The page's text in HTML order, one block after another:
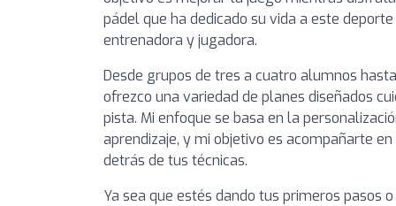
pádel que ha dedicado su vida a este
entrenadora y jugadora.
Desde grupos de tres a cuatro alumnos
ofrezco una variedad de planes diseñados
pista. Mi enfoque se basa en la
aprendizaje, y mi objetivo es acompañarte
detrás de tus técnicas.
Ya sea que estés dando tus primeros pasos